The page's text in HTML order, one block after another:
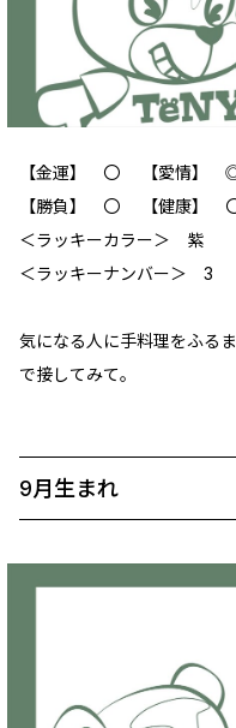
【金運】 〇 【愛情】
【勝負】 〇 【健康】
＜ラッキーカラー＞ 紫
＜ラッキーナンバー＞ 3
気になる人に手料理をふる
で接してみて。
9月生まれ